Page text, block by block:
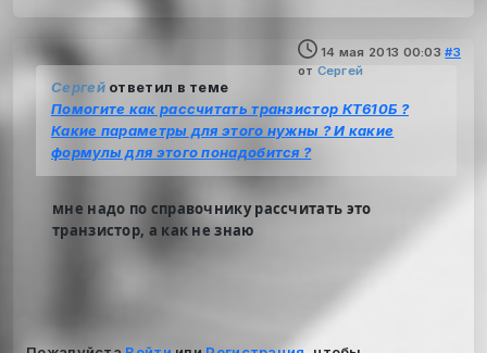
14 мая 2013 00:03 #3
от Сергей
Сергейответил в теме
Помогите как рассчитать транзистор КТ610Б ?
Какие параметры для этого нужны ? И какие
формулы для этого понадобится ?
мне надо по справочнику рассчитать это
транзистор, а как не знаю